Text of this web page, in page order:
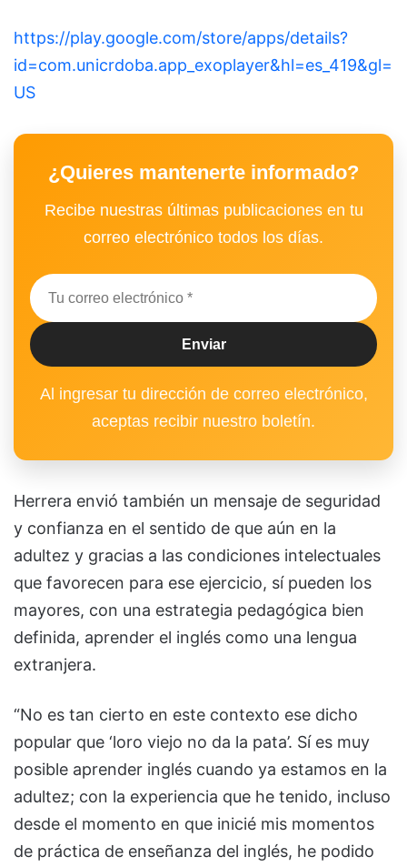
https://play.google.com/store/apps/details?
id=com.unicrdoba.app_exoplayer&hl=es_419&gl=
US
¿Quieres mantenerte informado?
Recibe nuestras últimas publicaciones en tu
correo electrónico todos los días.
Al ingresar tu dirección de correo electrónico,
aceptas recibir nuestro boletín.
Herrera envió también un mensaje de seguridad
y confianza en el sentido de que aún en la
adultez y gracias a las condiciones intelectuales
que favorecen para ese ejercicio, sí pueden los
mayores, con una estrategia pedagógica bien
definida, aprender el inglés como una lengua
extranjera.
“No es tan cierto en este contexto ese dicho
popular que ‘loro viejo no da la pata’. Sí es muy
posible aprender inglés cuando ya estamos en la
adultez; con la experiencia que he tenido, incluso
desde el momento en que inicié mis momentos
de práctica de enseñanza del inglés, he podido